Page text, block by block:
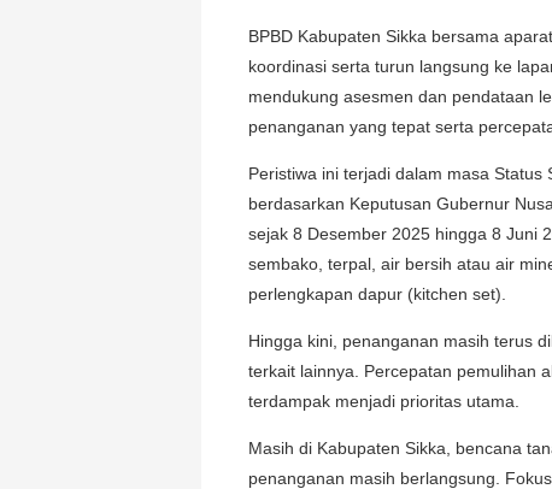
BPBD Kabupaten Sikka bersama
koordinasi serta turun langsung ke
mendukung asesmen dan pendataan
penanganan yang tepat serta
Peristiwa ini terjadi dalam masa
berdasarkan Keputusan Gubernur
sejak 8 Desember 2025 hingga 8 Juni
sembako, terpal, air bersih atau air
perlengkapan dapur (kitchen set).
Hingga kini, penanganan masih terus
terkait lainnya. Percepatan pemulihan
terdampak menjadi prioritas utama.
Masih di Kabupaten Sikka, bencana
penanganan masih berlangsung.